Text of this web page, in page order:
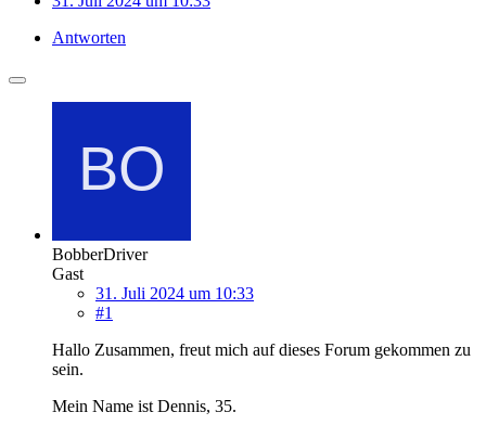
Antworten
BobberDriver
Gast
31. Juli 2024 um 10:33
#1
Hallo Zusammen, freut mich auf dieses Forum gekommen zu
sein.
Mein Name ist Dennis, 35.